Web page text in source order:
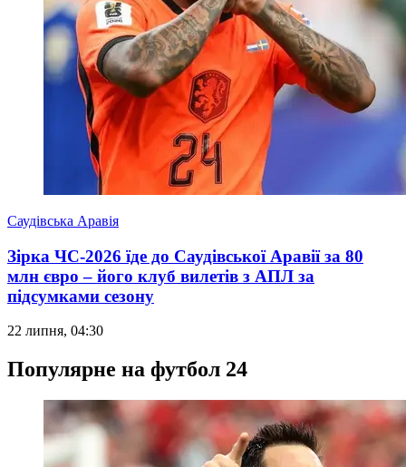
Саудівська Аравія
Зірка ЧС-2026 їде до Саудівської Аравії за 80
млн євро – його клуб вилетів з АПЛ за
підсумками сезону
22 липня, 04:30
Популярне на футбол 24